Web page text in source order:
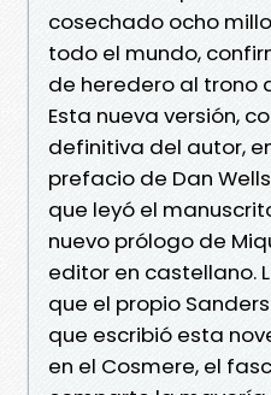
cosechado ocho
todo el mundo,
de heredero al trono
Esta nueva versión,
definitiva del autor,
prefacio de Dan
que leyó el
nuevo prólogo de
editor en castellano.
que el propio
que escribió esta
en el Cosmere, el